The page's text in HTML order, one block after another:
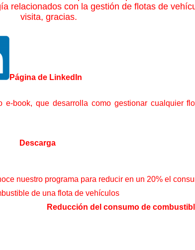
relacionados con la gestión de flotas de
visita, gracias.
Página de LinkedIn
e-book, que desarrolla como gestionar cualquier
Descarga
nuestro programa para reducir en un 20% el
de una flota de vehículos
Reducción del consumo de